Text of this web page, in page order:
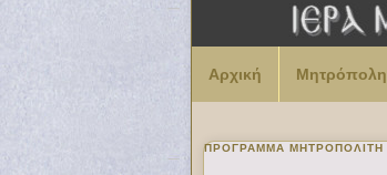
Αρχική Μητρόπολη
ΠΡΌΓΡΑΜΜΑ ΜΗΤΡΟΠΟΛΊΤΗ